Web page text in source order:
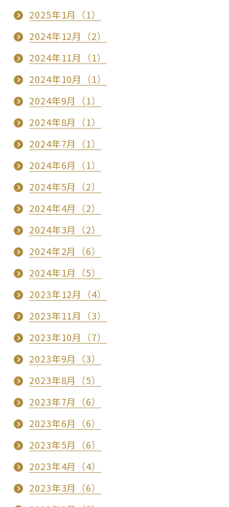
2025年1月（1）
2024年12月（2）
2024年11月（1）
2024年10月（1）
2024年9月（1）
2024年8月（1）
2024年7月（1）
2024年6月（1）
2024年5月（2）
2024年4月（2）
2024年3月（2）
2024年2月（6）
2024年1月（5）
2023年12月（4）
2023年11月（3）
2023年10月（7）
2023年9月（3）
2023年8月（5）
2023年7月（6）
2023年6月（6）
2023年5月（6）
2023年4月（4）
2023年3月（6）